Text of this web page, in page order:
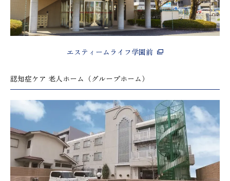
エスティームライフ学園前
認知症ケア 老人ホーム（グループホーム）